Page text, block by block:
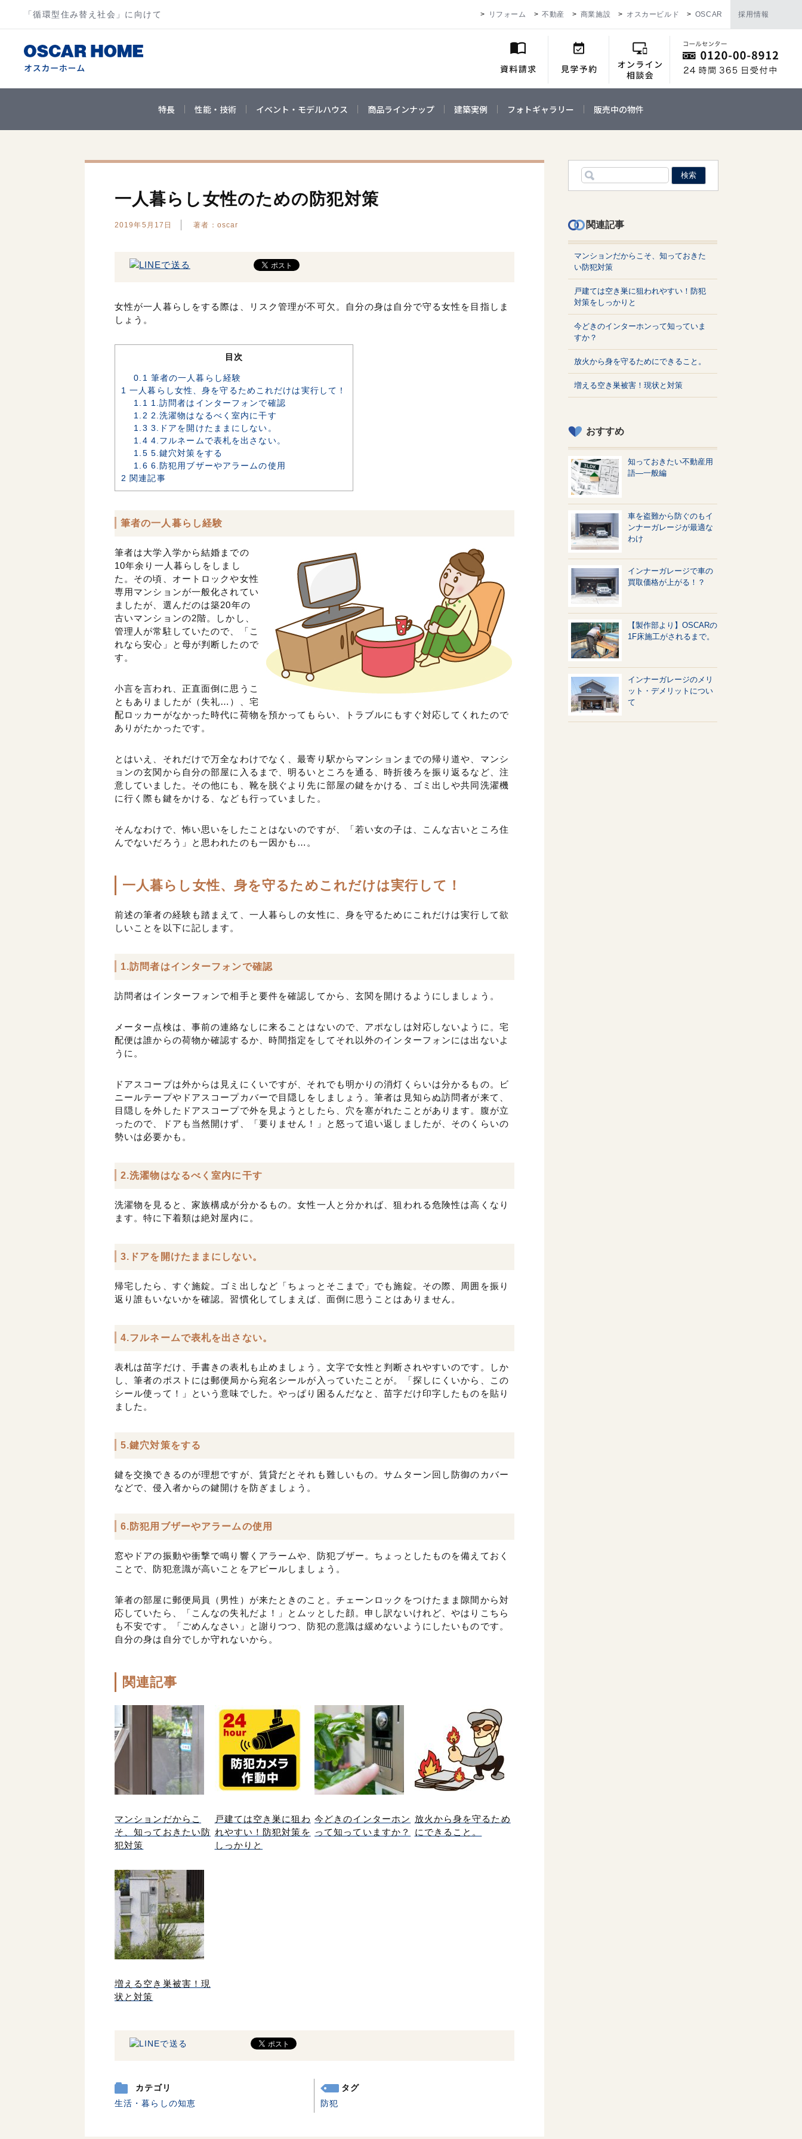
「循環型住み替え社会」に向けて リフォーム 不動産 商業施設 オスカービルド OSCAR 採用情報
特長 性能・技術 イベント・モデルハウス 商品ラインナップ 建築実例 フォトギャラリー 販売中の物件
一人暮らし女性のための防犯対策
2019年5月17日 著者：oscar
女性が一人暮らしをする際は、リスク管理が不可欠。自分の身は自分で守る女性を目指しま
しょう。
目次
0.1 筆者の一人暮らし経験
1 一人暮らし女性、身を守るためこれだけは実行して！
1.1 1.訪問者はインターフォンで確認
1.2 2.洗濯物はなるべく室内に干す
1.3 3.ドアを開けたままにしない。
1.4 4.フルネームで表札を出さない。
1.5 5.鍵穴対策をする
1.6 6.防犯用ブザーやアラームの使用
2 関連記事
筆者の一人暮らし経験
筆者は大学入学から結婚までの
10年余り一人暮らしをしまし
た。その頃、オートロックや女性
専用マンションが一般化されてい
ましたが、選んだのは築20年の
古いマンションの2階。しかし、
管理人が常駐していたので、「こ
れなら安心」と母が判断したので
す。
小言を言われ、正直面倒に思うこ
ともありましたが（失礼…）、宅
配ロッカーがなかった時代に荷物を預かってもらい、トラブルにもすぐ対応してくれたので
ありがたかったです。
とはいえ、それだけで万全なわけでなく、最寄り駅からマンションまでの帰り道や、マンシ
ョンの玄関から自分の部屋に入るまで、明るいところを通る、時折後ろを振り返るなど、注
意していました。その他にも、靴を脱ぐより先に部屋の鍵をかける、ゴミ出しや共同洗濯機
に行く際も鍵をかける、なども行っていました。
そんなわけで、怖い思いをしたことはないのですが、「若い女の子は、こんな古いところ住
んでないだろう」と思われたのも一因かも…。
一人暮らし女性、身を守るためこれだけは実行して！
前述の筆者の経験も踏まえて、一人暮らしの女性に、身を守るためにこれだけは実行して欲
しいことを以下に記します。
1.訪問者はインターフォンで確認
訪問者はインターフォンで相手と要件を確認してから、玄関を開けるようにしましょう。
メーター点検は、事前の連絡なしに来ることはないので、アポなしは対応しないように。宅
配便は誰からの荷物か確認するか、時間指定をしてそれ以外のインターフォンには出ないよ
うに。
ドアスコープは外からは見えにくいですが、それでも明かりの消灯くらいは分かるもの。ビ
ニールテープやドアスコープカバーで目隠しをしましょう。筆者は見知らぬ訪問者が来て、
目隠しを外したドアスコープで外を見ようとしたら、穴を塞がれたことがあります。腹が立
ったので、ドアも当然開けず、「要りません！」と怒って追い返しましたが、そのくらいの
勢いは必要かも。
2.洗濯物はなるべく室内に干す
洗濯物を見ると、家族構成が分かるもの。女性一人と分かれば、狙われる危険性は高くなり
ます。特に下着類は絶対屋内に。
3.ドアを開けたままにしない。
帰宅したら、すぐ施錠。ゴミ出しなど「ちょっとそこまで」でも施錠。その際、周囲を振り
返り誰もいないかを確認。習慣化してしまえば、面倒に思うことはありません。
4.フルネームで表札を出さない。
表札は苗字だけ、手書きの表札も止めましょう。文字で女性と判断されやすいのです。しか
し、筆者のポストには郵便局から宛名シールが入っていたことが。「探しにくいから、この
シール使って！」という意味でした。やっぱり困るんだなと、苗字だけ印字したものを貼り
ました。
5.鍵穴対策をする
鍵を交換できるのが理想ですが、賃貸だとそれも難しいもの。サムターン回し防御のカバー
などで、侵入者からの鍵開けを防ぎましょう。
6.防犯用ブザーやアラームの使用
窓やドアの振動や衝撃で鳴り響くアラームや、防犯ブザー。ちょっとしたものを備えておく
ことで、防犯意識が高いことをアピールしましょう。
筆者の部屋に郵便局員（男性）が来たときのこと。チェーンロックをつけたまま隙間から対
応していたら、「こんなの失礼だよ！」とムッとした顔。申し訳ないけれど、やはりこちら
も不安です。「ごめんなさい」と謝りつつ、防犯の意識は緩めないようにしたいものです。
自分の身は自分でしか守れないから。
関連記事
マンションだからこ
そ、知っておきたい防
犯対策
戸建ては空き巣に狙わ
れやすい！防犯対策を
しっかりと
今どきのインターホン
って知っていますか？
放火から身を守るため
にできること。
増える空き巣被害！現
状と対策
カテゴリ
生活・暮らしの知恵
タグ
防犯
関連記事
マンションだからこそ、知っておきた
い防犯対策
戸建ては空き巣に狙われやすい！防犯
対策をしっかりと
今どきのインターホンって知っていま
すか？
放火から身を守るためにできること。
増える空き巣被害！現状と対策
おすすめ
知っておきたい不動産用
語—一般編
車を盗難から防ぐのもイ
ンナーガレージが最適な
わけ
インナーガレージで車の
買取価格が上がる！？
【製作部より】OSCARの
1F床施工がされるまで。
インナーガレージのメリ
ット・デメリットについ
て